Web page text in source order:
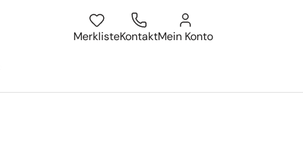
MerklisteKontaktMein Konto